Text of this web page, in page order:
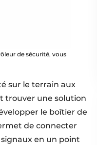
de sécurité, vous
sur le terrain aux
trouver une solution
le boîtier de
de connecter
en un point